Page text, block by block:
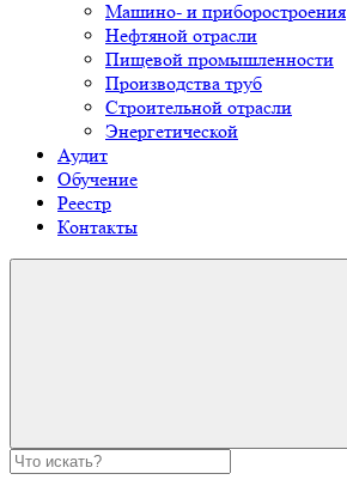
Машино- и приборостроения
Нефтяной отрасли
Пищевой промышленности
Производства труб
Строительной отрасли
Энергетической
Аудит
Обучение
Реестр
Контакты